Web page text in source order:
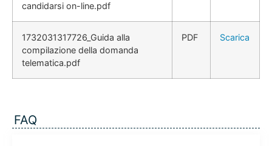
candidarsi on-line.pdf
1732031317726_Guida alla
compilazione della domanda
telematica.pdf
PDF Scarica
FAQ